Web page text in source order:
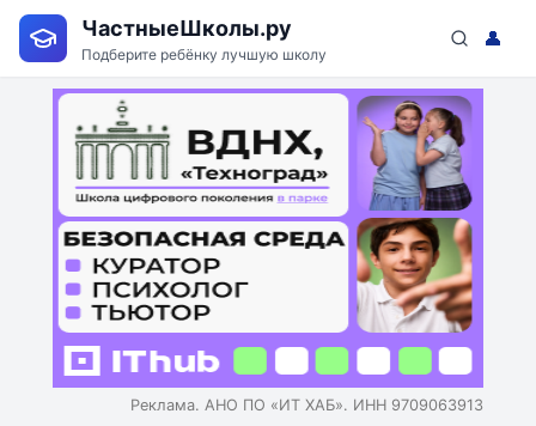
ЧастныеШколы.ру
Подберите ребёнку лучшую школу
👤
Реклама. АНО ПО «ИТ ХАБ». ИНН 9709063913